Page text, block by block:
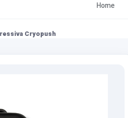
Home
Cryopush